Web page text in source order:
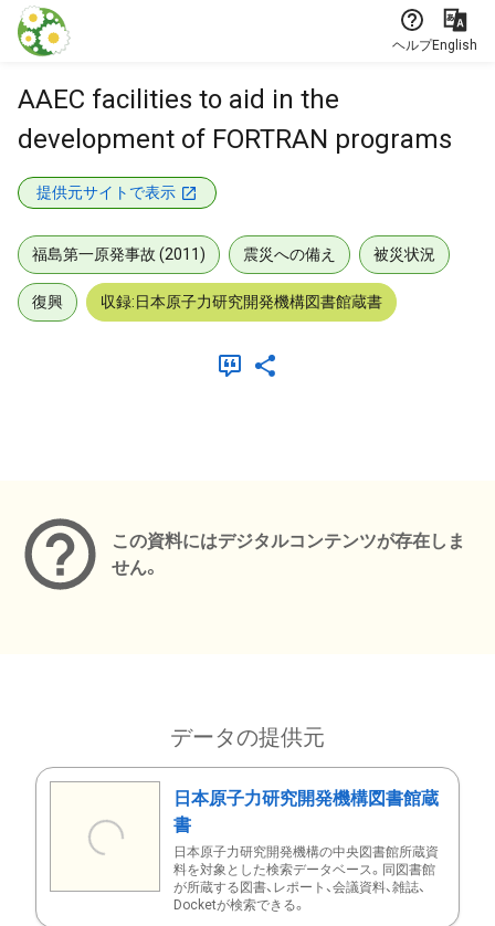
本文に飛ぶ
ヘルプEnglish
AAEC facilities to aid in the
development of FORTRAN programs
提供元サイトで表示
福島第一原発事故 (2011) 震災への備え 被災状況
復興 収録:日本原子力研究開発機構図書館蔵書
この資料にはデジタルコンテンツが存在しま
せん。
データの提供元
日本原子力研究開発機構図書館蔵
書
日本原子力研究開発機構の中央図書館所蔵資
料を対象とした検索データベース。同図書館
が所蔵する図書、レポート、会議資料、雑誌、
Docketが検索できる。